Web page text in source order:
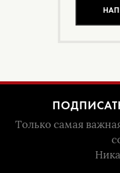
Только самая